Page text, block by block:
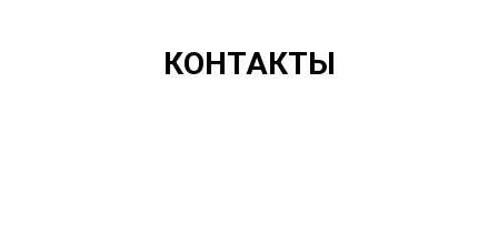
КОНТАКТЫ